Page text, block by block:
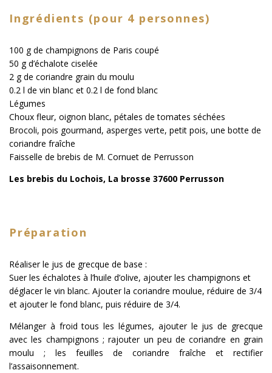
Ingrédients (pour 4 personnes)
100 g de champignons de Paris coupé
50 g d’échalote ciselée
2 g de coriandre grain du moulu
0.2 l de vin blanc et 0.2 l de fond blanc
Légumes
Choux fleur, oignon blanc, pétales de tomates séchées
Brocoli, pois gourmand, asperges verte, petit pois, une botte de
coriandre fraîche
Faisselle de brebis de M. Cornuet de Perrusson
Les brebis du Lochois, La brosse 37600 Perrusson
Préparation
Réaliser le jus de grecque de base :
Suer les échalotes à l’huile d’olive, ajouter les champignons et
déglacer le vin blanc. Ajouter la coriandre moulue, réduire de 3/4
et ajouter le fond blanc, puis réduire de 3/4.
Mélanger à froid tous les légumes, ajouter le jus de grecque
avec les champignons ; rajouter un peu de coriandre en grain
moulu ; les feuilles de coriandre fraîche et rectifier
l’assaisonnement.